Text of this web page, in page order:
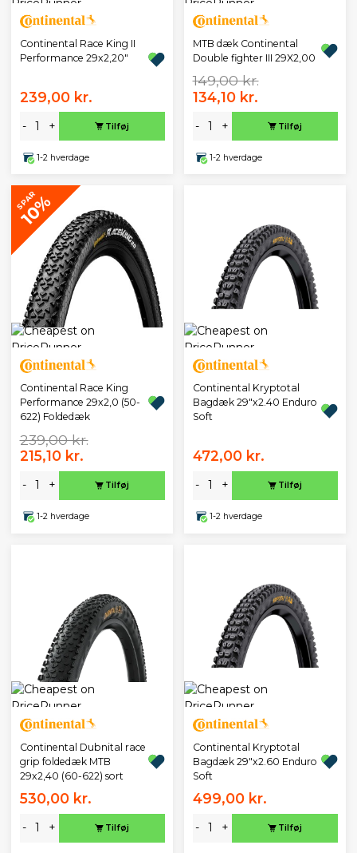
Continental Race King II
Performance 29x2,20"
239,00 kr.
- + Tilføj
1-2 hverdage
MTB dæk Continental
Double fighter III 29X2,00
149,00 kr.
134,10 kr.
- + Tilføj
1-2 hverdage
SPAR
10%
Continental Race King
Performance 29x2,0 (50-
622) Foldedæk
239,00 kr.
215,10 kr.
- + Tilføj
1-2 hverdage
Continental Kryptotal
Bagdæk 29"x2.40 Enduro
Soft
472,00 kr.
- + Tilføj
1-2 hverdage
Continental Dubnital race
grip foldedæk MTB
29x2,40 (60-622) sort
530,00 kr.
- + Tilføj
Continental Kryptotal
Bagdæk 29"x2.60 Enduro
Soft
499,00 kr.
- + Tilføj